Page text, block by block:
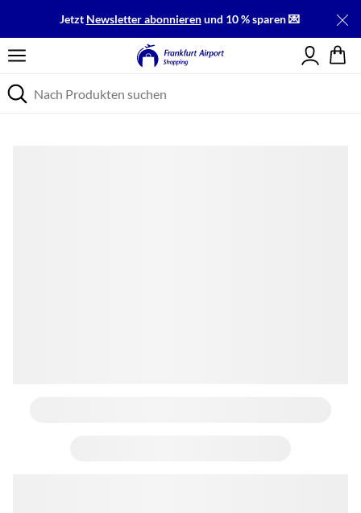
Jetzt Newsletter abonnierenund 10 % sparen 💌
Einloggen